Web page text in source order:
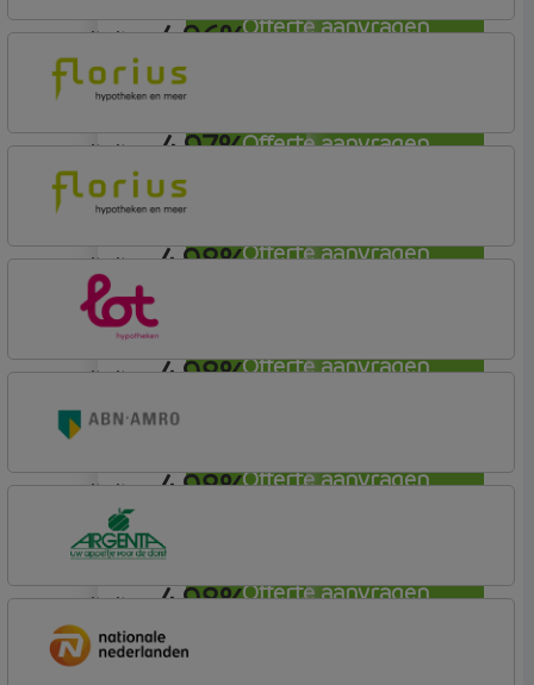
Offerte aanvragen
4,96%
Offerte aanvragen
annuiteit
4,97%
Offerte aanvragen
ING Bank
Basistarief
annuiteit
4,98%
Offerte aanvragen
Florius
Profijt drie + drie
annuiteit
4,98%
Offerte aanvragen
Florius
Profijt twaalf
annuiteit
4,98%
Offerte aanvragen
annuiteit
4,98%
ABN AMRO Bank
Woning (Incl. Korting)
annuiteit
Hypotheek